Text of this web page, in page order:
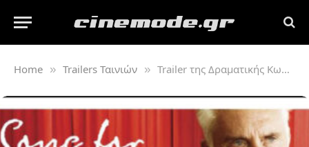
Home » Trailers Ταινιών » Trailer της Δραματικής Κωμωδίας “Unfinished Song”